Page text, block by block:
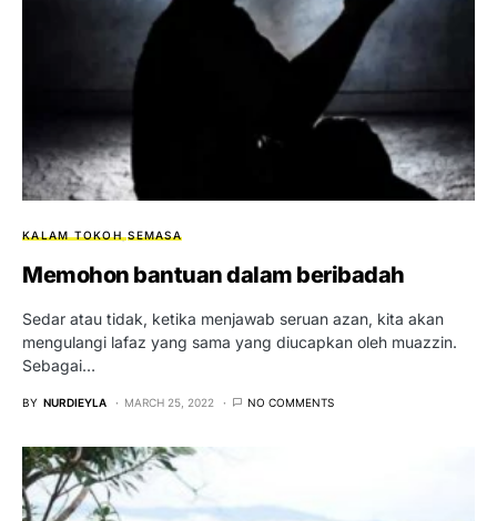
KALAM TOKOH SEMASA
Memohon bantuan dalam beribadah
Sedar atau tidak, ketika menjawab seruan azan, kita akan
mengulangi lafaz yang sama yang diucapkan oleh muazzin.
Sebagai…
BY NURDIEYLA MARCH 25, 2022 NO COMMENTS